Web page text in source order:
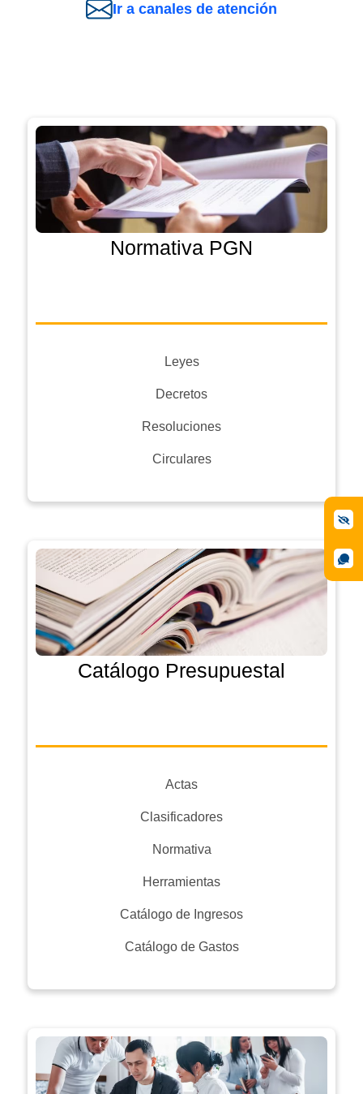
Ir a canales de atención
Normativa PGN
Leyes
Decretos
Resoluciones
Circulares
Catálogo Presupuestal
Actas
Clasificadores
Normativa
Herramientas
Catálogo de Ingresos
Catálogo de Gastos